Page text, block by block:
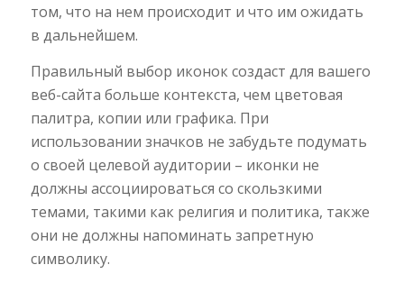
том, что на нем происходит и что им ожидать
в дальнейшем.
Правильный выбор иконок создаст для вашего
веб-сайта больше контекста, чем цветовая
палитра, копии или графика. При
использовании значков не забудьте подумать
о своей целевой аудитории – иконки не
должны ассоциироваться со скользкими
темами, такими как религия и политика, также
они не должны напоминать запретную
символику.